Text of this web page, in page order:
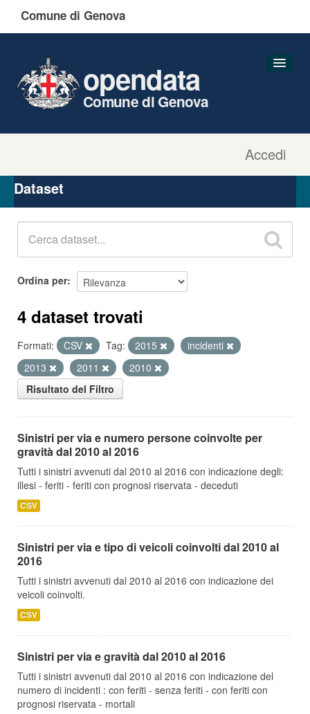
Comune di Genova
Accedi
opendata
Comune di Genova
Organizzazioni
Gruppi
Dataset
Ordina per
4 dataset trovati
Formati: CSV Tag: 2015
incidenti
2013
2011
2010
Risultato del Filtro
Sinistri per via e numero persone coinvolte per
gravità dal 2010 al 2016
Tutti i sinistri avvenuti dal 2010 al 2016 con indicazione degli:
illesi - feriti - feriti con prognosi riservata - deceduti
CSV
Sinistri per via e tipo di veicoli coinvolti dal 2010 al
2016
Tutti i sinistri avvenuti dal 2010 al 2016 con indicazione dei
veicoli coinvolti.
CSV
Sinistri per via e gravità dal 2010 al 2016
Tutti i sinistri avvenuti dal 2010 al 2016 con indicazione del
numero di incidenti : con feriti - senza feriti - con feriti con
prognosi riservata - mortali